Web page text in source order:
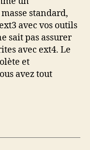
standard,
avec vos outils
sait pas assurer
avec ext4. Le
et
avez tout